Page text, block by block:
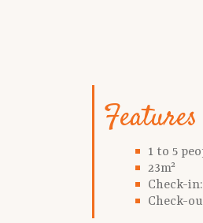
Features
1 to 5
23m²
Check-
Check-